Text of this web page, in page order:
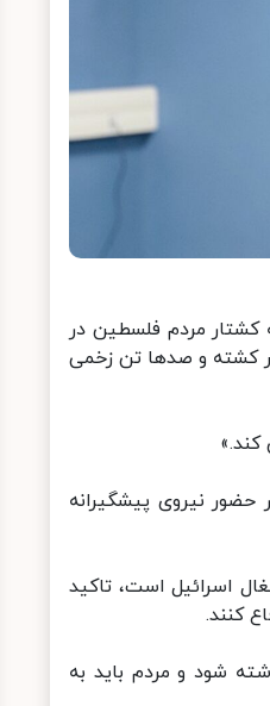
مردم فلسطین در
کشته و صدها تن زخمی
نیروی پیشگیرانه
در اشغال اسرائیل است، تاکید
کنند.
شود و مردم باید به